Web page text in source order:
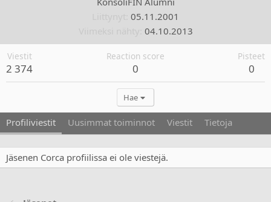
05.11.2001
04.10.2013
Viestit
2 374
Reaction score
0
Pisteet
0
Hae
Profiliviestit Uusimmat toiminnot Viestit Tietoja
Jäsenen Corca profiilissa ei ole viestejä.